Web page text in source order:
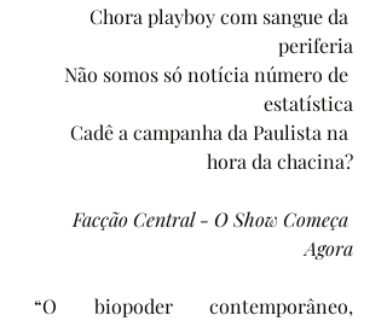
Chora playboy com sangue da
periferia
Não somos só notícia número de
estatística
Cadê a campanha da Paulista na
hora da chacina?
Facção Central - O Show Começa
Agora
“O biopoder contemporâneo,